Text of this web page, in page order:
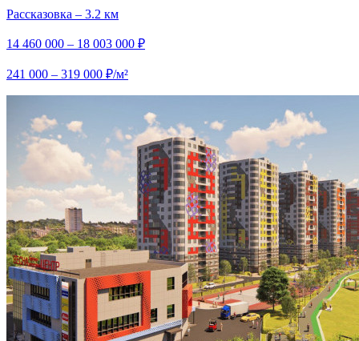
Рассказовка – 3.2 км
14 460 000 – 18 003 000 ₽
241 000 – 319 000 ₽/м²